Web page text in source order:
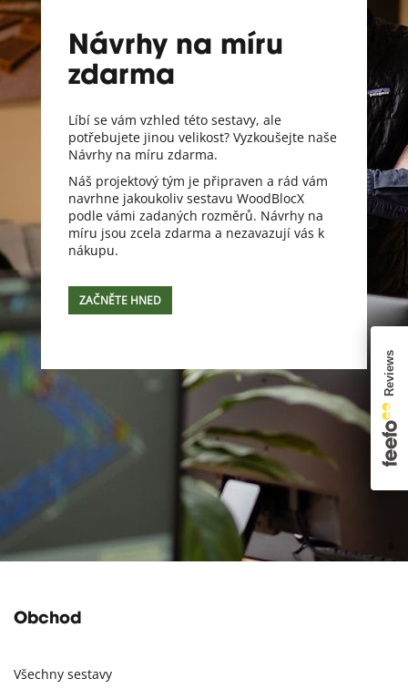
Návrhy na míru
zdarma
Líbí se vám vzhled této sestavy, ale
potřebujete jinou velikost? Vyzkoušejte naše
Návrhy na míru zdarma.
Náš projektový tým je připraven a rád vám
navrhne jakoukoliv sestavu WoodBlocX
podle vámi zadaných rozměrů. Návrhy na
míru jsou zcela zdarma a nezavazují vás k
nákupu.
ZAČNĚTE HNED
Obchod
Všechny sestavy